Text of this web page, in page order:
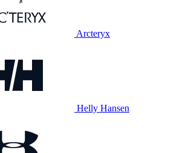
Arcteryx
Helly Hansen